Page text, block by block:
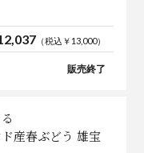
（税込￥13,000）
販売終了
産春ぶどう 雄宝